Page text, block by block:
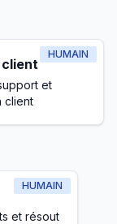
HUMAIN
client
et
client
HUMAIN
et résout